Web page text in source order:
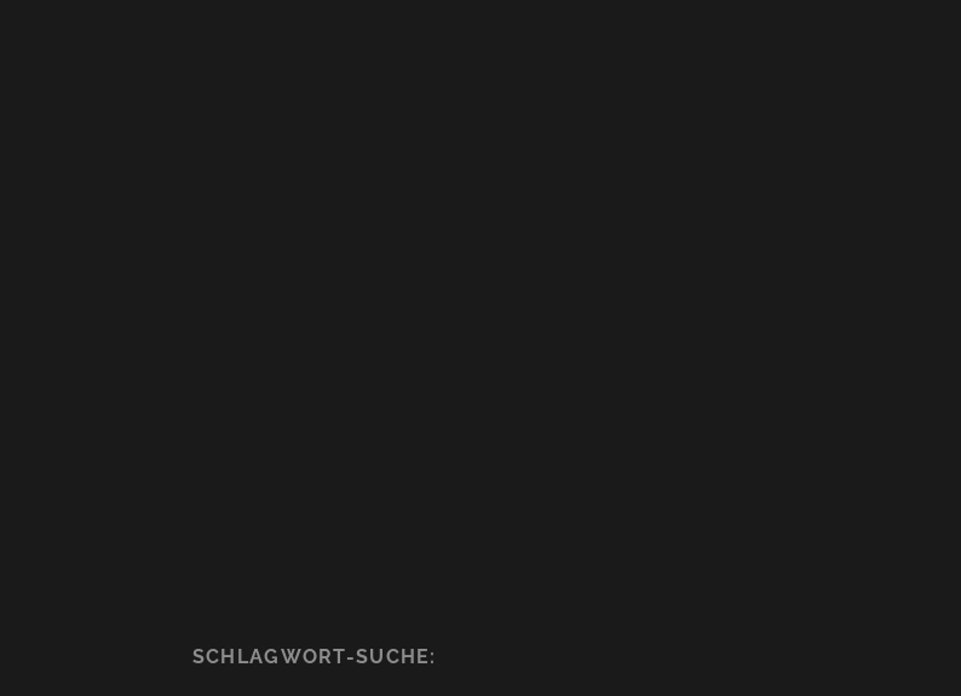
SCHLAGWORT-SUCHE: